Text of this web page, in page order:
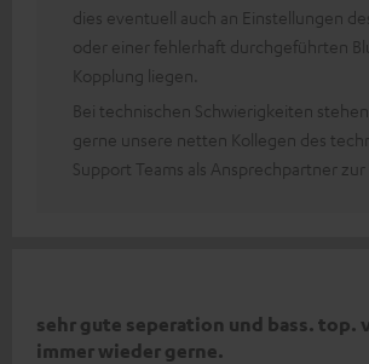
dies eventuell auch an Einstellungen
oder einer fehlerhaft durchgeführten
Kopplung liegen.
Bei technischen Schwierigkeiten
gerne unsere netten Kollegen des
Support Teams als Ansprechpartner zur
sehr gute seperation und bass. top.
immer wieder gerne.